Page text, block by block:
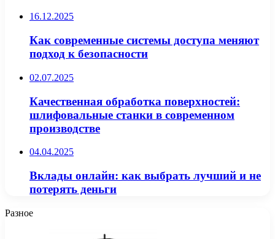
16.12.2025
Как современные системы доступа меняют
подход к безопасности
02.07.2025
Качественная обработка поверхностей:
шлифовальные станки в современном
производстве
04.04.2025
Вклады онлайн: как выбрать лучший и не
потерять деньги
Разное